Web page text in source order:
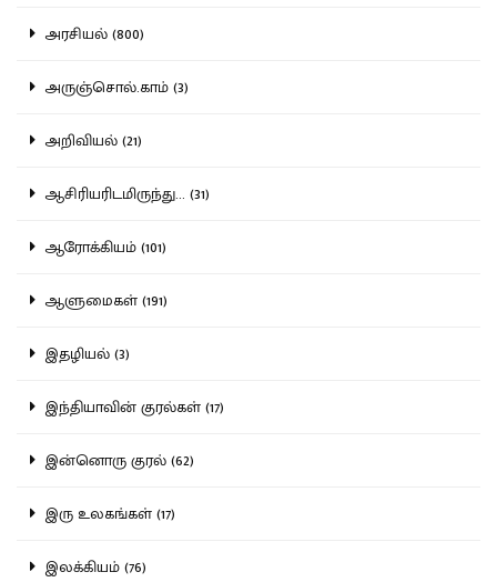
அரசியல் (800)
அருஞ்சொல்.காம் (3)
அறிவியல் (21)
ஆசிரியரிடமிருந்து... (31)
ஆரோக்கியம் (101)
ஆளுமைகள் (191)
இதழியல் (3)
இந்தியாவின் குரல்கள் (17)
இன்னொரு குரல் (62)
இரு உலகங்கள் (17)
இலக்கியம் (76)